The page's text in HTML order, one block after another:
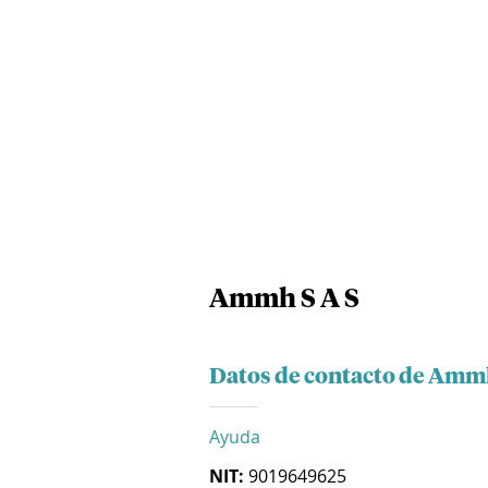
Ammh S A S
Datos de contacto de
Ayuda
NIT: 9019649625